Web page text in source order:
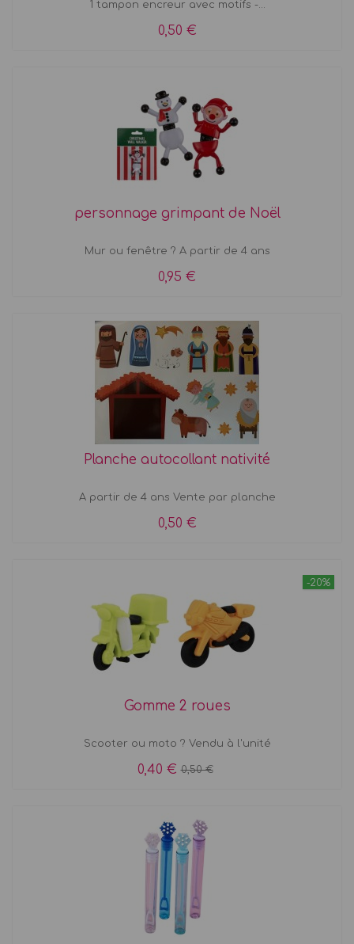
1 tampon encreur avec motifs -...
0,50 €
personnage grimpant de Noël
Mur ou fenêtre ? A partir de 4 ans
0,95 €
Planche autocollant nativité
A partir de 4 ans Vente par planche
0,50 €
-20%
Gomme 2 roues
Scooter ou moto ? Vendu à l'unité
0,40 €0,50 €